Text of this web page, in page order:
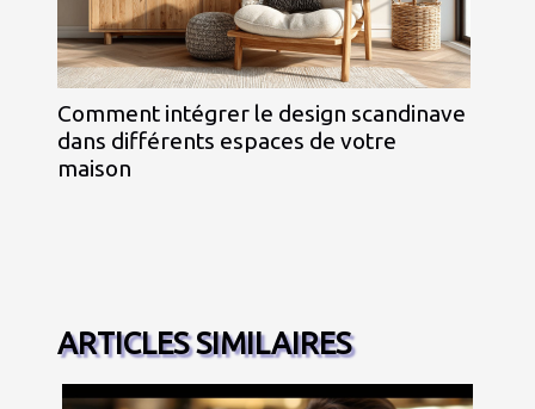
Comment intégrer le design scandinave
dans différents espaces de votre
maison
ARTICLES SIMILAIRES